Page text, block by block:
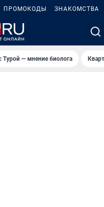
ПРОМОКОДЫ ЗНАКОМСТВА
Турой — мнение биолога